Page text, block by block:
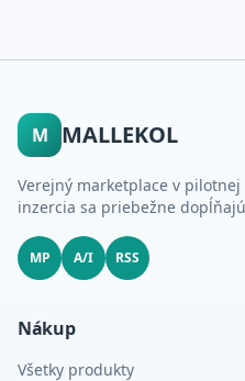
M MALLEKOL
Verejný marketplace v
inzercia sa priebežne
MP A/I RSS
Nákup
Všetky produkty